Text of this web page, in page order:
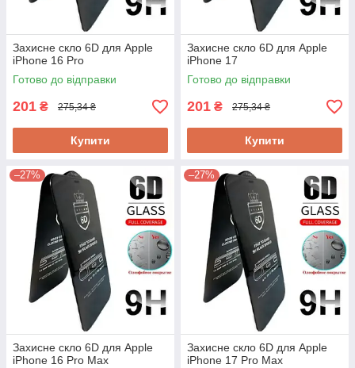
Захисне скло 6D для Apple
iPhone 16 Pro
Готово до відправки
201 ₴ 275,34 ₴
Купити
Захисне скло 6D для Apple
iPhone 17
Готово до відправки
201 ₴ 275,34 ₴
Купити
–27%
Захисне скло 6D для Apple
iPhone 16 Pro Max
–27%
Захисне скло 6D для Apple
iPhone 17 Pro Max